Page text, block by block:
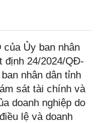
Ủy ban nhân
định 24/2024/QĐ-
nhân dân tỉnh
sát tài chính và
doanh nghiệp do
lệ và doanh